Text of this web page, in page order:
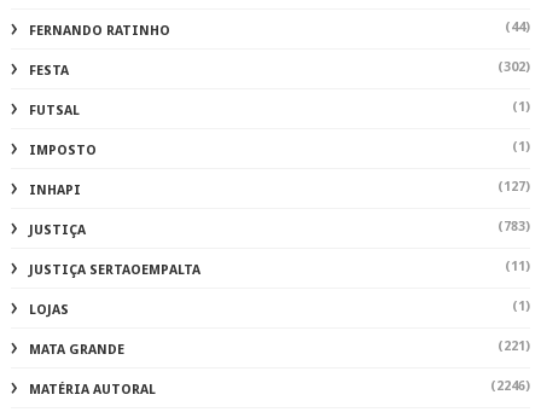
FERNANDO RATINHO (44)
FESTA (302)
FUTSAL (1)
IMPOSTO (1)
INHAPI (127)
JUSTIÇA (783)
JUSTIÇA SERTAOEMPALTA (11)
LOJAS (1)
MATA GRANDE (221)
MATÉRIA AUTORAL (2246)